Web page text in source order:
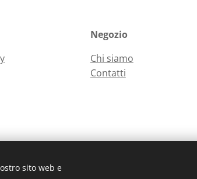
Negozio
Chi siamo
Contatti
sito web e